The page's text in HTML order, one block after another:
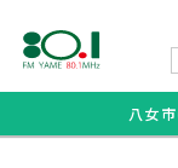
八女